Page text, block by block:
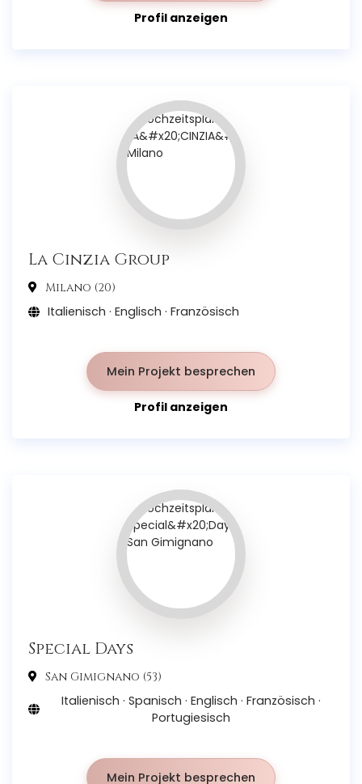
Profil anzeigen
La Cinzia Group
Milano (20)
Italienisch · Englisch · Französisch
Mein Projekt besprechen
Profil anzeigen
Special Days
San Gimignano (53)
Italienisch · Spanisch · Englisch · Französisch ·
Portugiesisch
Mein Projekt besprechen